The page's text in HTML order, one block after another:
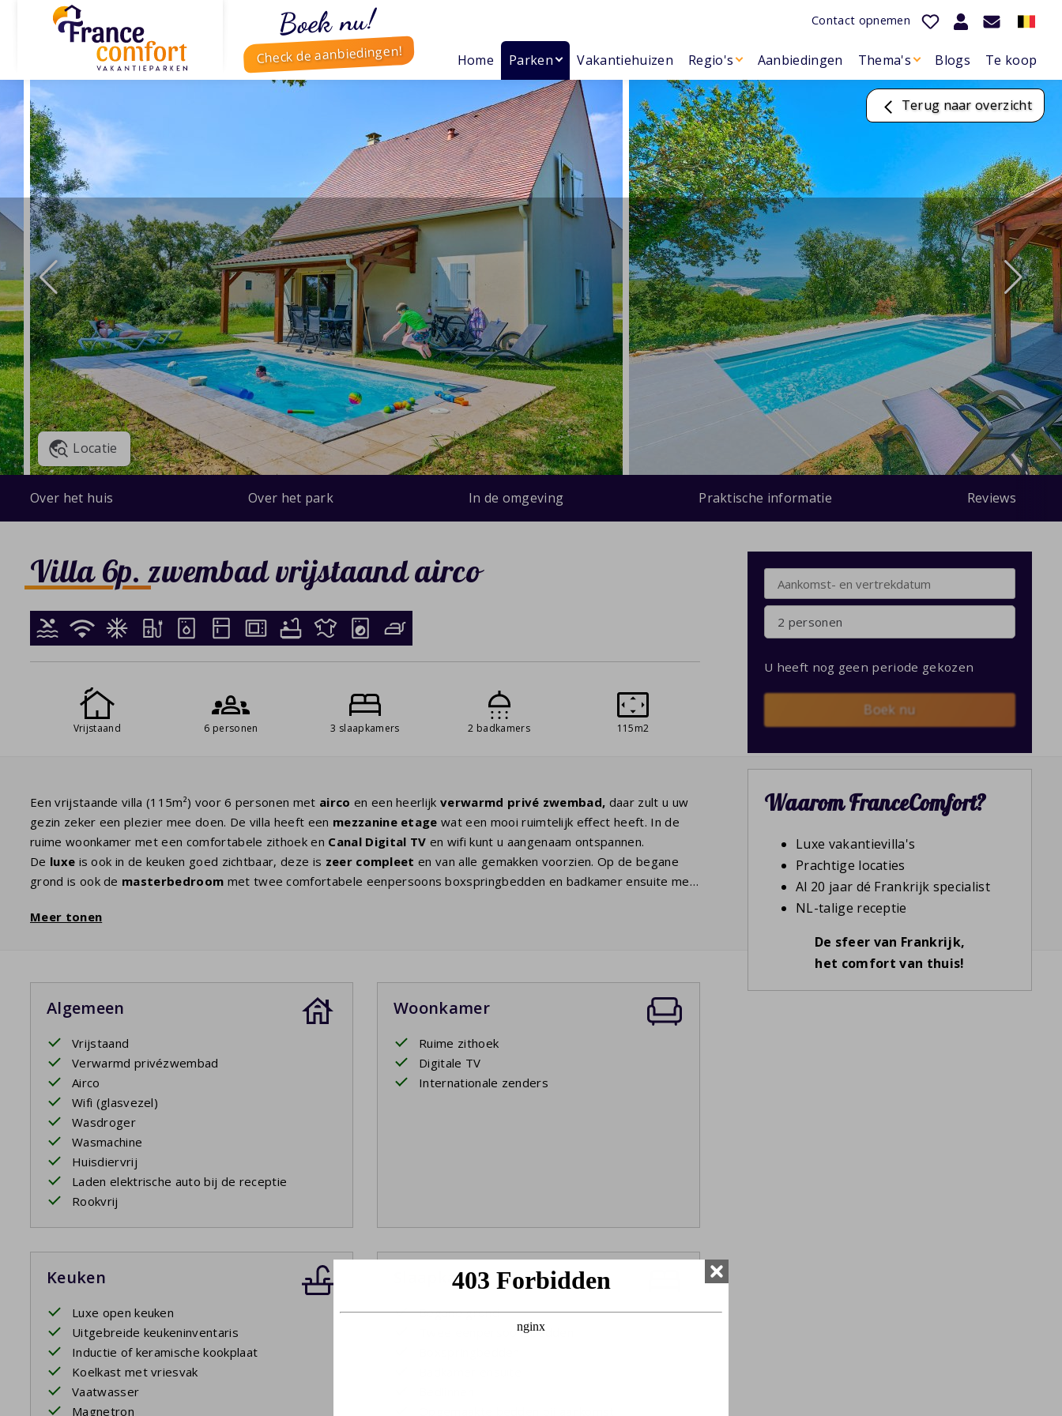
Boek nu!
Check de aanbiedingen!
Contact opnemen
Home Parken Vakantiehuizen Regio's Aanbiedingen Thema's Blogs Te koop
Terug naar overzicht
Locatie
Over het huis Over het park In de omgeving Praktische informatie Reviews
Villa 6p. zwembad vrijstaand airco
Vrijstaand 6 personen 3 slaapkamers 2 badkamers 115m2
Een vrijstaande villa (115m²) voor 6 personen met airco en een heerlijkverwarmd privé zwembad, daar zult u uw
gezin zeker een plezier mee doen. De villa heeft een mezzanine etage wat een mooi ruimtelijk effect heeft. In de
ruime woonkamer met een comfortabele zithoek en Canal Digital TV en wifi kunt u aangenaam ontspannen.
De luxe is ook in de keuken goed zichtbaar, deze is zeer compleet en van alle gemakken voorzien. Op de begane
grond is ook de masterbedroom met twee comfortabele eenpersoons boxspringbedden en badkamer ensuite met
tweede badkamer
Uw verblijf is inclusief opgemaakte bedden.
Privézwembad open: 18/4/2026 - 26/9/2026; 24/4/2027 - 25/9/2027
Meer tonen
Algemeen
Vrijstaand
Verwarmd privézwembad
Airco
Wifi (glasvezel)
Wasdroger
Wasmachine
Huisdiervrij
Laden elektrische auto bij de receptie
Rookvrij
Woonkamer
Ruime zithoek
Digitale TV
Internationale zenders
Keuken
Luxe open keuken
Uitgebreide keukeninventaris
Inductie of keramische kookplaat
Koelkast met vriesvak
Vaatwasser
Magnetron
Slaapkamer 1
Begane grond
Twee eenpersoonsbedden
2 personen
U heeft nog geen periode gekozen
Boek nu
Waarom FranceComfort?
Luxe vakantievilla's
Prachtige locaties
Al 20 jaar dé Frankrijk specialist
NL-talige receptie
De sfeer van Frankrijk,
het comfort van thuis!